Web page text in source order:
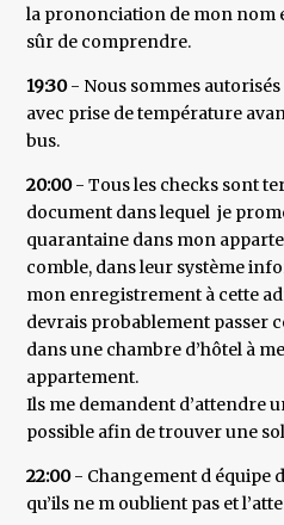
la prononciation de mon nom
sûr de comprendre.
19:30- Nous sommes autorisés
avec prise de température
bus.
20:00- Tous les checks sont
document dans lequel je
quarantaine dans mon
comble, dans leur système
mon enregistrement à cette
devrais probablement passer
dans une chambre d’hôtel à
appartement.
Ils me demandent d’attendre
possible afin de trouver une
22:00- Changement d équipe
qu’ils ne m oublient pas et